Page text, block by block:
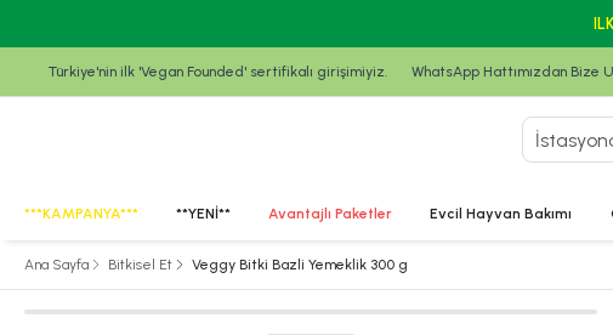
Türkiye'nin ilk 'Vegan Founded' sertifikalı girişimiyiz. WhatsApp Hattımızdan Bize
***KAMPANYA*** **YENİ** Avantajlı Paketler Evcil Hayvan Bakımı
Ana Sayfa Bitkisel Et Veggy Bitki Bazli Yemeklik 300 g